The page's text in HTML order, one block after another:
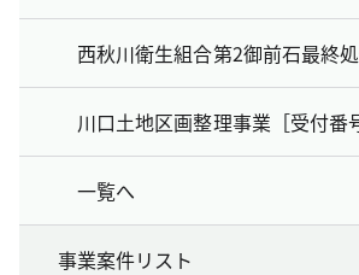
西秋川衛生組合第2御前石最終
川口土地区画整理事業［受付番
一覧へ
事業案件リスト